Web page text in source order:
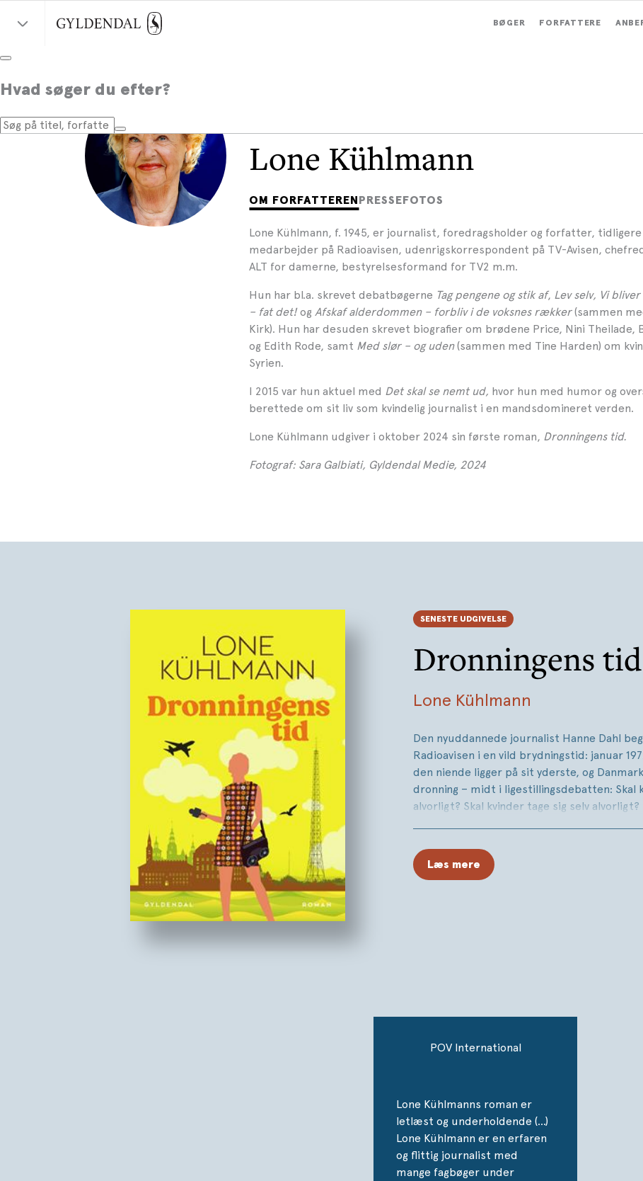
BØGER FORFATTERE
Hvad søger du efter?
Lone Kühlmann
OM FORFATTEREN PRESSEFOTOS
Lone Kühlmann, f. 1945, er journalist, foredragsholder og forfatter, tidligere
medarbejder på Radioavisen, udenrigskorrespondent på TV-Avisen,
ALT for damerne, bestyrelsesformand for TV2 m.m.
Hun har bl.a. skrevet debatbøgerne Tag pengene og stik af, Lev selv, Vi
– fat det!og Afskaf alderdommen – forbliv i de voksnes rækker(sammen
Kirk). Hun har desuden skrevet biografier om brødene Price, Nini Theilade,
og Edith Rode, samt Med slør – og uden(sammen med Tine Harden) om
Syrien.
I 2015 var hun aktuel med Det skal se nemt ud, hvor hun med humor og
berettede om sit liv som kvindelig journalist i en mandsdomineret verden.
Lone Kühlmann udgiver i oktober 2024 sin første roman, Dronningens tid.
Fotograf: Sara Galbiati, Gyldendal Medie, 2024
SENESTE UDGIVELSE
Dronningens tid
Lone Kühlmann
Den nyuddannede journalist Hanne Dahl
Radioavisen i en vild brydningstid: januar
den niende ligger på sit yderste, og
dronning – midt i ligestillingsdebatten: Skal
alvorligt? Skal kvinder tage sig selv alvorligt?
medlemskab af EF og drømmer om at
internationale begivenheder: krigen i
Men det får man ikke gratis.
Læs mere
POV International
Lone Kühlmanns roman er
letlæst og underholdende (…)
Lone Kühlmann er en erfaren
og flittig journalist med
mange fagbøger under